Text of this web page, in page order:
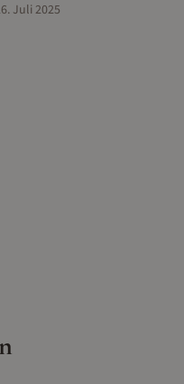
Juli 2025